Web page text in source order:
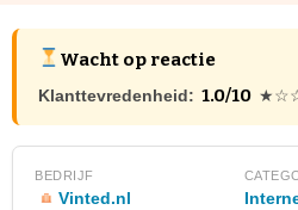
Wacht op reactie
Klanttevredenheid: 1.0/10
BEDRIJF
Vinted.nl